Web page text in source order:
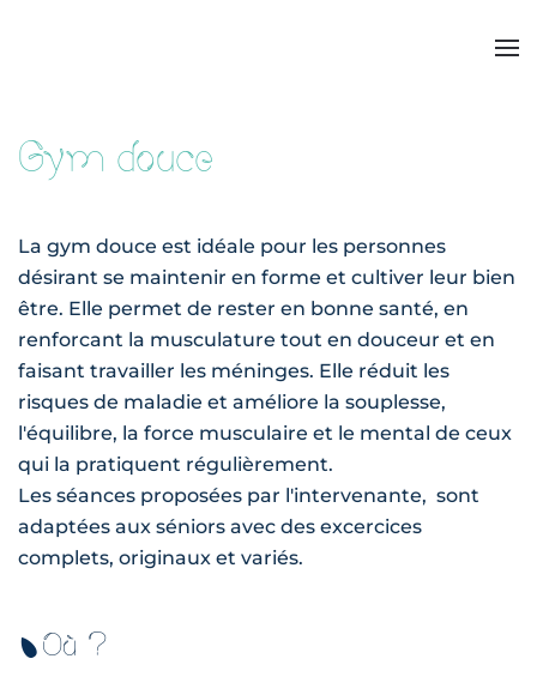
Gym douce
La gym douce est idéale pour les personnes
désirant se maintenir en forme et cultiver leur bien
être. Elle permet de rester en bonne santé, en
renforcant la musculature tout en douceur et en
faisant travailler les méninges. Elle réduit les
risques de maladie et améliore la souplesse,
l'équilibre, la force musculaire et le mental de ceux
qui la pratiquent régulièrement.
Les séances proposées par l'intervenante, sont
adaptées aux séniors avec des excercices
complets, originaux et variés.
Où ?